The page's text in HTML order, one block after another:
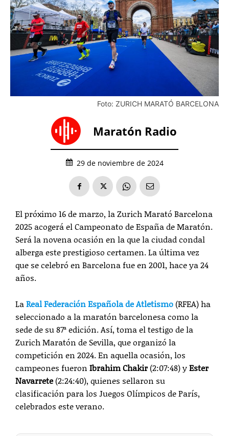
Foto: ZURICH MARATÓ BARCELONA
Maratón Radio
29 de noviembre de 2024
El próximo 16 de marzo, la Zurich Marató Barcelona
2025 acogerá el Campeonato de España de Maratón.
Será la novena ocasión en la que la ciudad condal
alberga este prestigioso certamen. La última vez
que se celebró en Barcelona fue en 2001, hace ya 24
años.
LaReal Federación Española de Atletismo(RFEA) ha
seleccionado a la maratón barcelonesa como la
sede de su 87ª edición. Así, toma el testigo de la
Zurich Maratón de Sevilla, que organizó la
competición en 2024. En aquella ocasión, los
campeones fueronIbrahim Chakir(2:07:48) yEster
Navarrete(2:24:40), quienes sellaron su
clasificación para los Juegos Olímpicos de París,
celebrados este verano.